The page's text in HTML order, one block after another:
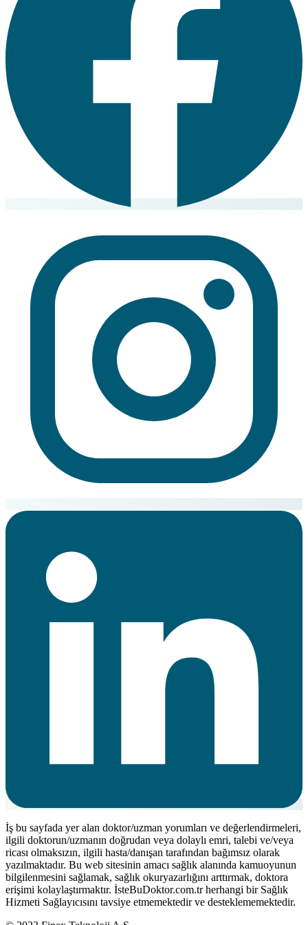
İş bu sayfada yer alan doktor/uzman yorumları ve değerlendirmeleri,
ilgili doktorun/uzmanın doğrudan veya dolaylı emri, talebi ve/veya
ricası olmaksızın, ilgili hasta/danışan tarafından bağımsız olarak
yazılmaktadır. Bu web sitesinin amacı sağlık alanında kamuoyunun
bilgilenmesini sağlamak, sağlık okuryazarlığını arttırmak, doktora
erişimi kolaylaştırmaktır. İsteBuDoktor.com.tr herhangi bir Sağlık
Hizmeti Sağlayıcısını tavsiye etmemektedir ve desteklememektedir.